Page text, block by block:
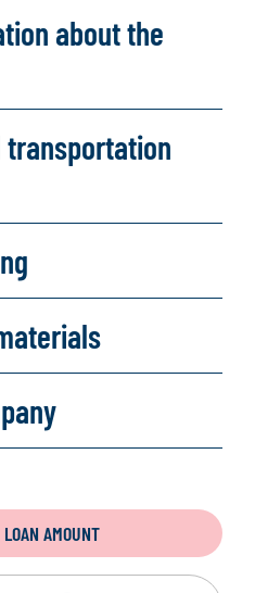
about the
transportation
AMOUNT